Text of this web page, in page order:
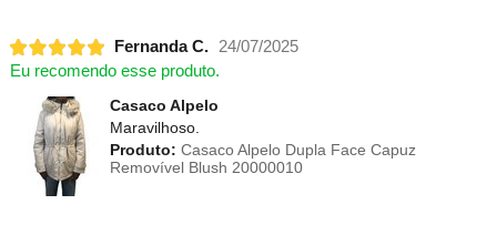
Fernanda C. 24/07/2025
Eu recomendo esse produto.
Casaco Alpelo
Maravilhoso.
Produto: Casaco Alpelo Dupla Face Capuz
Removível Blush 20000010